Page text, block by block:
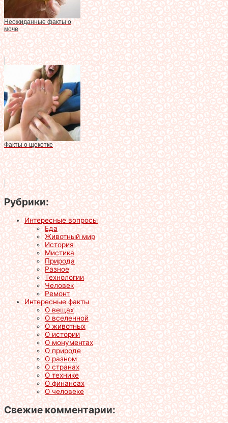
Неожиданные факты о
моче
Факты о щекотке
Рубрики:
Интересные вопросы
Еда
Животный мир
История
Мистика
Природа
Разное
Технологии
Человек
Ремонт
Интересные факты
О вещах
О вселенной
О животных
О истории
О монументах
О природе
О разном
О странах
О технике
О финансах
О человеке
Свежие комментарии: